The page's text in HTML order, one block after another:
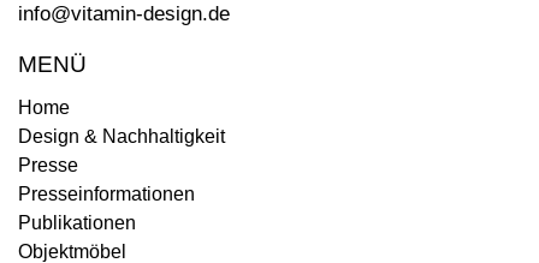
info@vitamin-design.de
MENÜ
Home
Design & Nachhaltigkeit
Presse
Presseinformationen
Publikationen
Objektmöbel